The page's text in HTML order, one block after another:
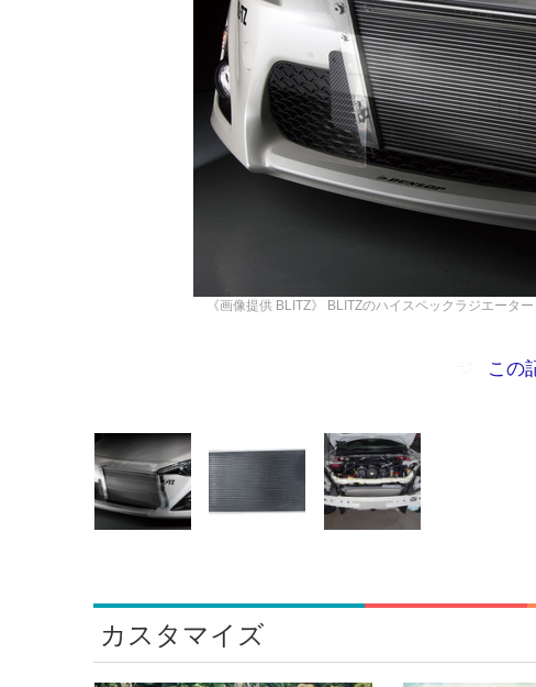
《画像提供 BLITZ》 BLITZのハイスペックラジエータ
この
カスタマイズ